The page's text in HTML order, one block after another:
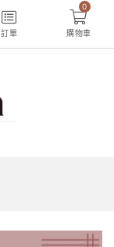
訂單
0
購物車